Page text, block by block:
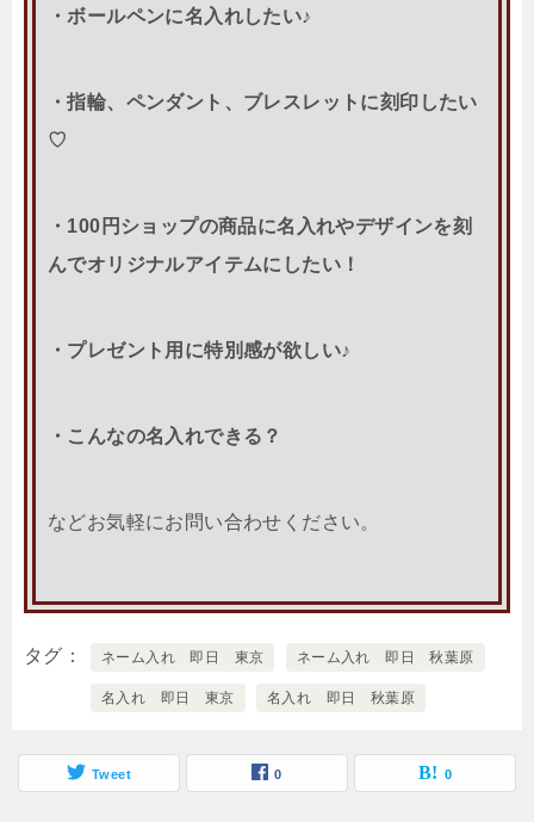
・ボールペンに名入れしたい♪
・指輪、ペンダント、ブレスレットに刻印したい
♡
・100円ショップの商品に名入れやデザインを刻
んでオリジナルアイテムにしたい！
・プレゼント用に特別感が欲しい♪
・こんなの名入れできる？
などお気軽にお問い合わせください。
タグ ネーム入れ 即日 東京 ネーム入れ 即日 秋葉原
名入れ 即日 東京 名入れ 即日 秋葉原
Tweet 0 0